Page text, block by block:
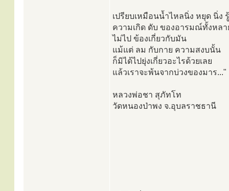
เปรียบเหมือนน้ำไหลนิ่ง หยุด นิ่ง
ความเกิด ดับ ของอารมณ์ทั้งหลา
ไม่ไป ข้องเกี่ยวกับมัน
แม้แต่ ลม กับกาย ความสงบนั้น
ก็มิได้ไปยุ่งเกี่ยวอะไรด้วยเลย
แล้วเราจะพ้นจากบ่วงของมาร..."
หลวงพ่อชา สุภัทโท
วัดหนองป่าพง จ.อุบลราชธานี